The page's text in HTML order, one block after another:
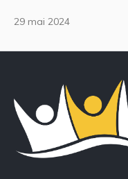
29 mai 2024